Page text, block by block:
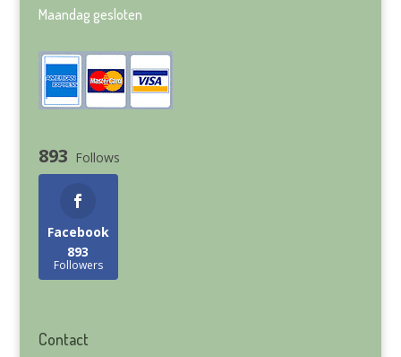
Maandag gesloten
893 Follows
Facebook
893
Followers
Contact